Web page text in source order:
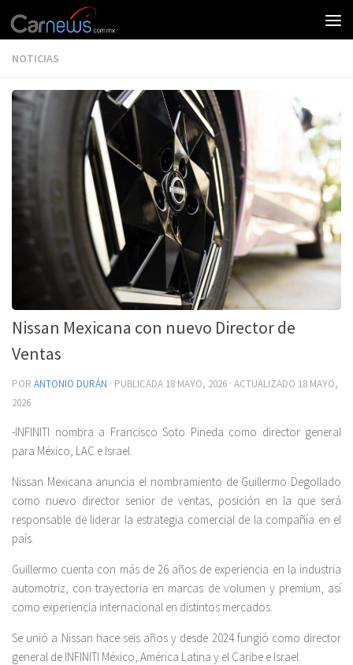
NOTICIAS
Nissan Mexicana con nuevo Director de
Ventas
POR ANTONIO DURÁN · PUBLICADA 18 MAYO, 2026 · ACTUALIZADO 18 MAYO,
2026
-INFINITI nombra a Francisco Soto Pineda como director general
para México, LAC e Israel.
Nissan Mexicana anuncia el nombramiento de Guillermo Degollado
como nuevo director senior de ventas, posición en la que será
responsable de liderar la estrategia comercial de la compañía en el
país.
Guillermo cuenta con más de 26 años de experiencia en la industria
automotriz, con trayectoria en marcas de volumen y premium, así
como experiencia internacional en distintos mercados.
Se unió a Nissan hace seis años y desde 2024 fungió como director
general de INFINITI México, América Latina y el Caribe e Israel.